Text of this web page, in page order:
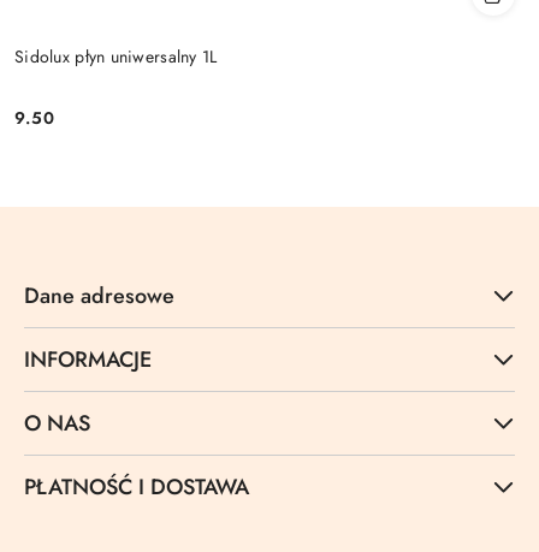
Sidolux płyn uniwersalny 1L
Cena:
9.50
Dane adresowe
INFORMACJE
O NAS
PŁATNOŚĆ I DOSTAWA